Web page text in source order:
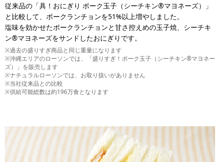
従来品の「具！おにぎり ポーク玉子（シーチキン®マヨネーズ）」
と比較して、ポークランチョンを51%以上増やしました。
塩味を効かせたポークランチョンと甘さ控えめの玉子焼、シーチキ
ン®マヨネーズをサンドしたおにぎりです。
※過去の盛りすぎ商品と同じ重量になります
※沖縄エリアのローソンでは、「盛りすぎ！ポーク玉子（シーチキン®マヨネー
ズ）」を販売します
※ナチュラルローソンでは、お取り扱いがありません
※当社従来品との比較
※供給可能総数は約196万食となります